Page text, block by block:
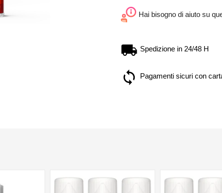
Hai bisogno di aiuto su
Spedizione in 24/48 H
Pagamenti sicuri con